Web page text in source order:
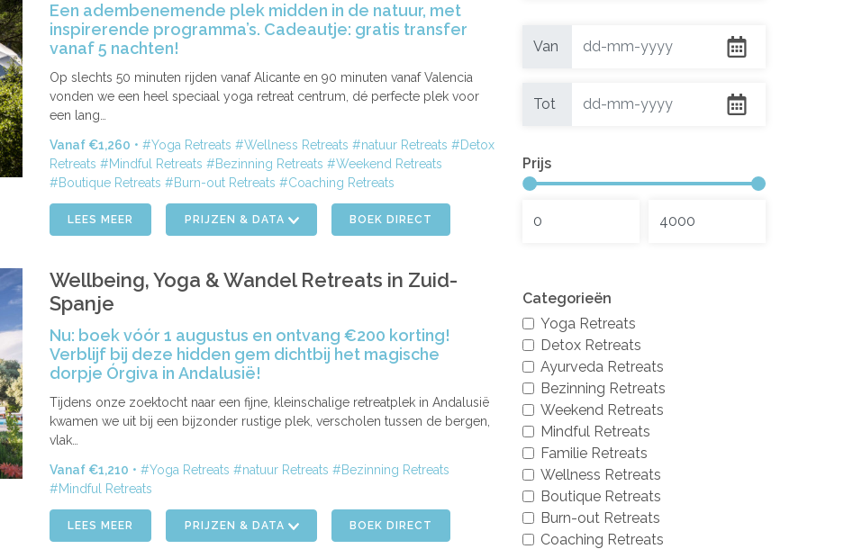
VOLGENDE
Een adembenemende plek midden in de natuur, met
inspirerende programma’s. Cadeautje: gratis transfer
vanaf 5 nachten!
Op slechts 50 minuten rijden vanaf Alicante en 90 minuten vanaf Valencia
vonden we een heel speciaal yoga retreat centrum, dé perfecte plek voor
een lang…
Vanaf €1,260 Yoga Retreats Wellness Retreats natuur Retreats
Detox
Retreats
Mindful Retreats Bezinning Retreats
Weekend Retreats
Boutique Retreats
Burn-out Retreats Coaching Retreats
LEES MEER PRIJZEN & DATA BOEK DIRECT
VOLGENDE
Wellbeing, Yoga & Wandel Retreats in Zuid-
Spanje
Nu: boek vóór 1 augustus en ontvang €200 korting!
Verblijf bij deze hidden gem dichtbij het magische
dorpje Órgiva in Andalusië!
Tijdens onze zoektocht naar een fijne, kleinschalige retreatplek in Andalusië
kwamen we uit bij een bijzonder rustige plek, verscholen tussen de bergen,
vlak…
Vanaf €1,210 Yoga Retreats natuur Retreats
Bezinning Retreats
Mindful Retreats
LEES MEER PRIJZEN & DATA BOEK DIRECT
Van
Reizen vanaf
Tot
Reizen tot
Prijs
Categorieën
Yoga Retreats
Detox Retreats
Ayurveda Retreats
Bezinning Retreats
Weekend Retreats
Mindful Retreats
Familie Retreats
Wellness Retreats
Boutique Retreats
Burn-out Retreats
Coaching Retreats